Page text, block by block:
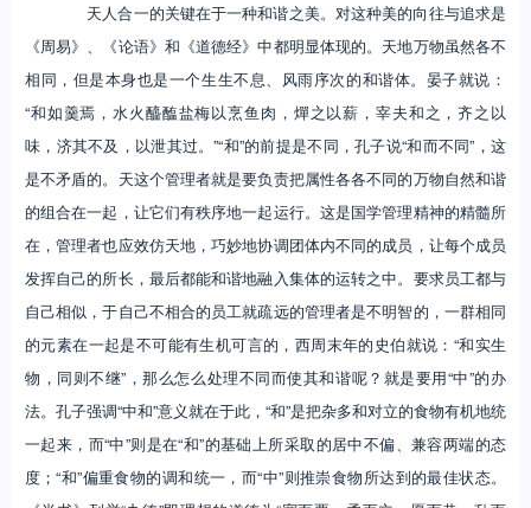
天人合一的关键在于一种和谐之美。对这种美的向往与追求是
《周易》、《论语》和《道德经》中都明显体现的。天地万物虽然各不
相同，但是本身也是一个生生不息、风雨序次的和谐体。晏子就说：
“和如羹焉，水火醯醢盐梅以烹鱼肉，燀之以薪，宰夫和之，齐之以
味，济其不及，以泄其过。”“和”的前提是不同，孔子说“和而不同”，这
是不矛盾的。天这个管理者就是要负责把属性各各不同的万物自然和谐
的组合在一起，让它们有秩序地一起运行。这是国学管理精神的精髓所
在，管理者也应效仿天地，巧妙地协调团体内不同的成员，让每个成员
发挥自己的所长，最后都能和谐地融入集体的运转之中。要求员工都与
自己相似，于自己不相合的员工就疏远的管理者是不明智的，一群相同
的元素在一起是不可能有生机可言的，西周末年的史伯就说：“和实生
物，同则不继”，那么怎么处理不同而使其和谐呢？就是要用“中”的办
法。孔子强调“中和”意义就在于此，“和”是把杂多和对立的食物有机地统
一起来，而“中”则是在“和”的基础上所采取的居中不偏、兼容两端的态
度；“和”偏重食物的调和统一，而“中”则推崇食物所达到的最佳状态。